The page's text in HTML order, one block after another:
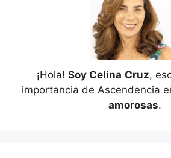
¡Hola! Soy Celina Cruz,
importancia de Ascendencia
amorosas.